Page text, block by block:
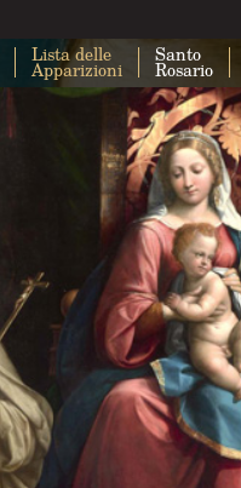
Lista delle
Apparizioni
Santo
Rosario